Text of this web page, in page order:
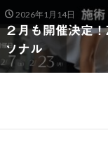
2026年1月14日
２月も開催決定
ソナル